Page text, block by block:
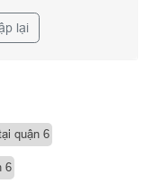
lại
quận 6
6